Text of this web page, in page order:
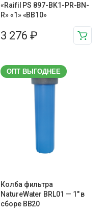
«Raifil PS 897-BK1-PR-BN-
R» «1» «BB10»
3 276 ₽
ОПТ ВЫГОДНЕЕ
Колба фильтра
NatureWater BRL01 — 1″ в
сборе BB20